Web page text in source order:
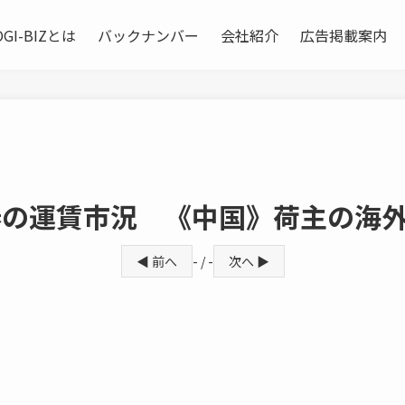
BIZとは バックナンバー 会社紹介 広告掲載案内
運賃市況 《中国》荷主の海
◀ 前へ - / - 次へ ▶